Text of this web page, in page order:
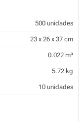
500 unidades
23 x 26 x 37 cm
0.022 m³
5.72 kg
10 unidades